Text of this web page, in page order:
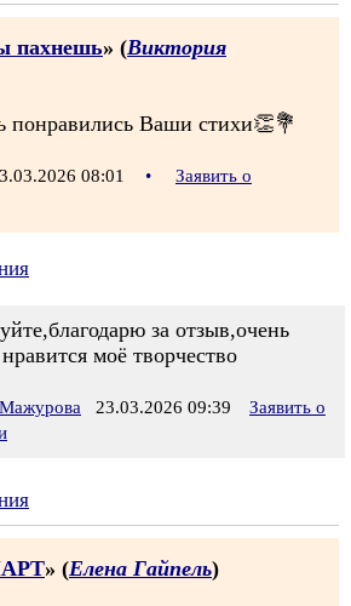
пахнешь» (Виктория
понравились Ваши стихи👏💐
08:01 •
Заявить о
за отзыв,очень
моё творчество
23.03.2026 09:39
Заявить о
» (Елена Гайпель)